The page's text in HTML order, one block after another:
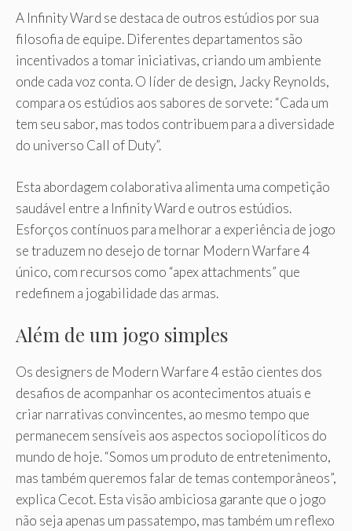
A Infinity Ward se destaca de outros estúdios por sua
filosofia de equipe. Diferentes departamentos são
incentivados a tomar iniciativas, criando um ambiente
onde cada voz conta. O líder de design, Jacky Reynolds,
compara os estúdios aos sabores de sorvete: “Cada um
tem seu sabor, mas todos contribuem para a diversidade
do universo Call of Duty”.
Esta abordagem colaborativa alimenta uma competição
saudável entre a Infinity Ward e outros estúdios.
Esforços contínuos para melhorar a experiência de jogo
se traduzem no desejo de tornar Modern Warfare 4
único, com recursos como “apex attachments” que
redefinem a jogabilidade das armas.
Além de um jogo simples
Os designers de Modern Warfare 4 estão cientes dos
desafios de acompanhar os acontecimentos atuais e
criar narrativas convincentes, ao mesmo tempo que
permanecem sensíveis aos aspectos sociopolíticos do
mundo de hoje. “Somos um produto de entretenimento,
mas também queremos falar de temas contemporâneos”,
explica Cecot. Esta visão ambiciosa garante que o jogo
não seja apenas um passatempo, mas também um reflexo